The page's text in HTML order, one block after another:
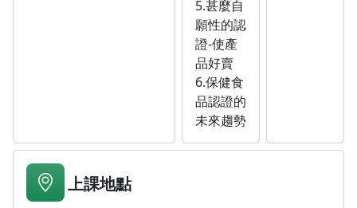
5.甚麼自
願性的認
證-使產
品好賣
6.保健食
品認證的
未來趨勢
上課地點